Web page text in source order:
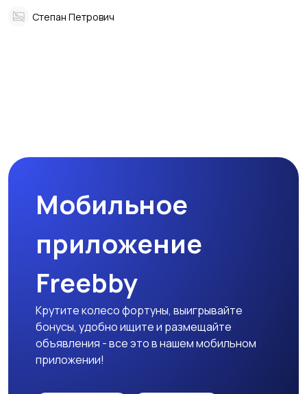
Степан Петрович
Мобильное
приложение
Freebby
Крутите колесо фортуны, выигрывайте
бонусы, удобно ищите и размещайте
объявления - все это в нашем мобильном
приложении!